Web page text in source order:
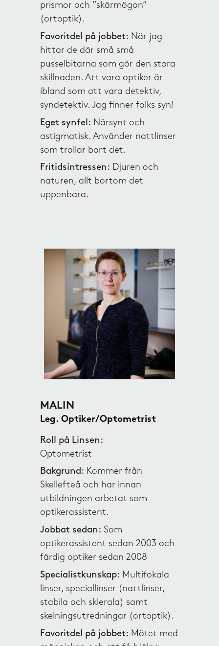
prismor och ”skärmögon”
(ortoptik).
Favoritdel på jobbet: När jag
hittar de där små små
pusselbitarna som gör den stora
skillnaden. Att vara optiker är
ibland som att vara detektiv,
syndetektiv. Jag finner folks syn!
Eget synfel: Närsynt och
astigmatisk. Använder nattlinser
som trollar bort det.
Fritidsintressen: Djuren och
naturen, allt bortom det
uppenbara.
MALIN
Leg. Optiker/Optometrist
Roll på Linsen:
Optometrist
Bakgrund: Kommer från
Skellefteå och har innan
utbildningen arbetat som
optikerassistent.
Jobbat sedan: Som
optikerassistent sedan 2003 och
färdig optiker sedan 2008
Specialistkunskap: Multifokala
linser, speciallinser (nattlinser,
stabila och sklerala) samt
skelningsutredningar (ortoptik).
Favoritdel på jobbet: Mötet med